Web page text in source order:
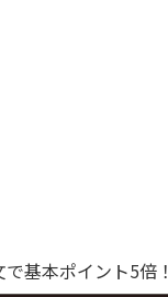
基本ポイント5倍！